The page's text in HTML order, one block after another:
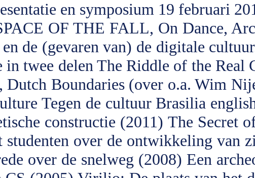
en symposium 19 februari
OF THE FALL, On Dance,
de (gevaren van) de digitale
in twee delen The Riddle of the Real
Dutch Boundaries (over o.a. Wim
Tegen de cultuur Brasilia
constructie (2011) The Secret
over de ontwikkeling van
over de snelweg (2008) Een